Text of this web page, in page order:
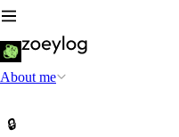
About me
🔒